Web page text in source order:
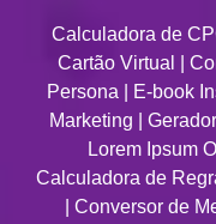
Calculadora de
Cartão Virtual
Persona
E-book
Marketing
Lorem Ipsum
Calculadora de
Conversor de